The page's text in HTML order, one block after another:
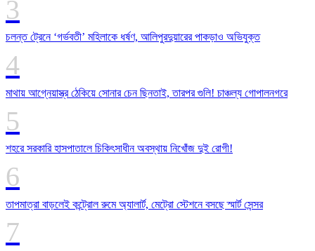
চলন্ত ট্রেনে ‘গর্ভবতী’ মহিলাকে ধর্ষণ, আলিপুরদুয়ারের পাকড়াও অভিযুক্ত
মাথায় আগ্নেয়াস্ত্র ঠেকিয়ে সোনার চেন ছিনতাই, তারপর গুলি! চাঞ্চল্য গোপালনগরে
শহরে সরকারি হাসপাতালে চিকিৎসাধীন অবস্থায় নিখোঁজ দুই রোগী!
তাপমাত্রা বাড়লেই কন্ট্রোল রুমে অ্যালার্ট, মেট্রো স্টেশনে বসছে স্মার্ট সেন্সর